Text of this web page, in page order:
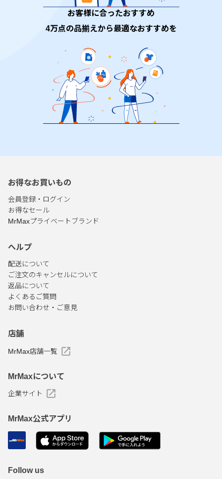
お客様に合ったおすすめ
4万点の品揃えから最適なおすすめを
お得なお買いもの
会員登録・ログイン
お得なセール
MrMaxプライベートブランド
ヘルプ
配送について
ご注文のキャンセルについて
返品について
よくあるご質問
お問い合わせ・ご意見
店舗
MrMax店舗一覧
MrMaxについて
企業サイト
MrMax公式アプリ
Follow us